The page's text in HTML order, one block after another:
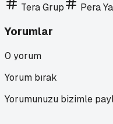
Tera Grup Pera
Yorumlar
0 yorum
Yorum bırak
Yorumunuzu bizimle